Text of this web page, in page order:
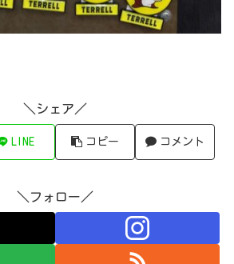
＼シェア／
LINE コピー コメント
＼フォロー／